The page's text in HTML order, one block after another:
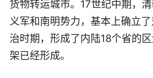
货物转运城市。17世纪中期，
义军和南明势力，基本上确立
治时期，形成了内陆18个省的
架已经形成。